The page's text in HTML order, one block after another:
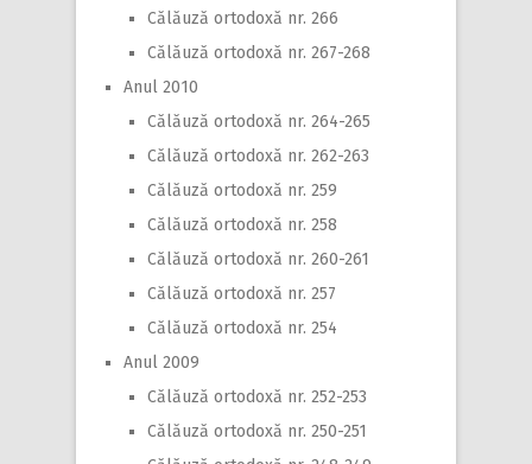
Călăuză ortodoxă nr. 266
Călăuză ortodoxă nr. 267-268
Anul 2010
Călăuză ortodoxă nr. 264-265
Călăuză ortodoxă nr. 262-263
Călăuză ortodoxă nr. 259
Călăuză ortodoxă nr. 258
Călăuză ortodoxă nr. 260-261
Călăuză ortodoxă nr. 257
Călăuză ortodoxă nr. 254
Anul 2009
Călăuză ortodoxă nr. 252-253
Călăuză ortodoxă nr. 250-251